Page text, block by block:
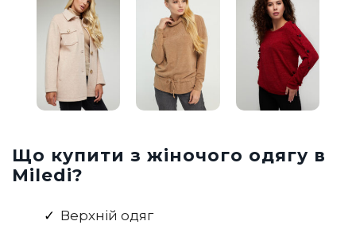
Що купити з жіночого одягу в
Miledi?
Верхній одяг